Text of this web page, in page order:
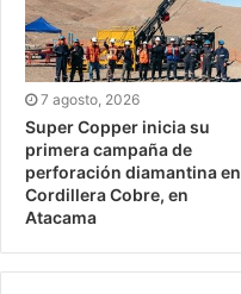
7 agosto, 2026
Super Copper inicia su
primera campaña de
perforación diamantina en
Cordillera Cobre, en
Atacama